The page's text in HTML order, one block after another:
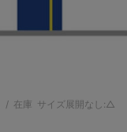
/ 在庫 サイズ展開なし:△